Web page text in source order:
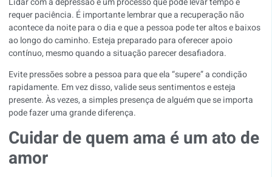
requer paciência. É importante lembrar que a recuperação não
acontece da noite para o dia e que a pessoa pode ter altos e baixos
ao longo do caminho. Esteja preparado para oferecer apoio
contínuo, mesmo quando a situação parecer desafiadora.
Evite pressões sobre a pessoa para que ela “supere” a condição
rapidamente. Em vez disso, valide seus sentimentos e esteja
presente. Às vezes, a simples presença de alguém que se importa
pode fazer uma grande diferença.
Cuidar de quem ama é um ato de
amor